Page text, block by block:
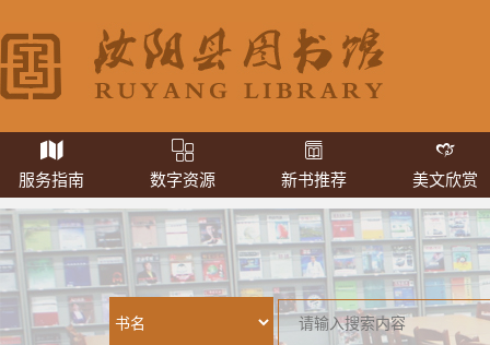
服务指南 数字资源 新书推荐 美文欣赏